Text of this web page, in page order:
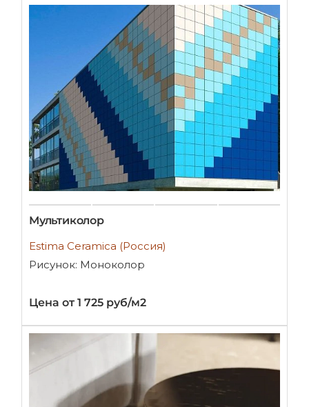
Мультиколор
Estima Ceramica (Россия)
Рисунок: Моноколор
Цена от 1 725 руб/м2